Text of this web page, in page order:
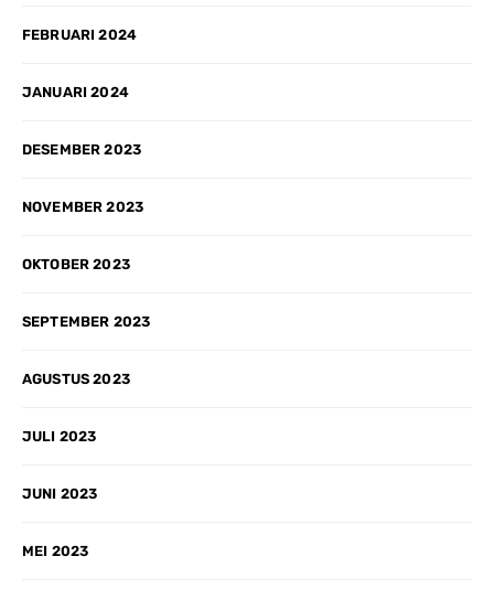
FEBRUARI 2024
JANUARI 2024
DESEMBER 2023
NOVEMBER 2023
OKTOBER 2023
SEPTEMBER 2023
AGUSTUS 2023
JULI 2023
JUNI 2023
MEI 2023